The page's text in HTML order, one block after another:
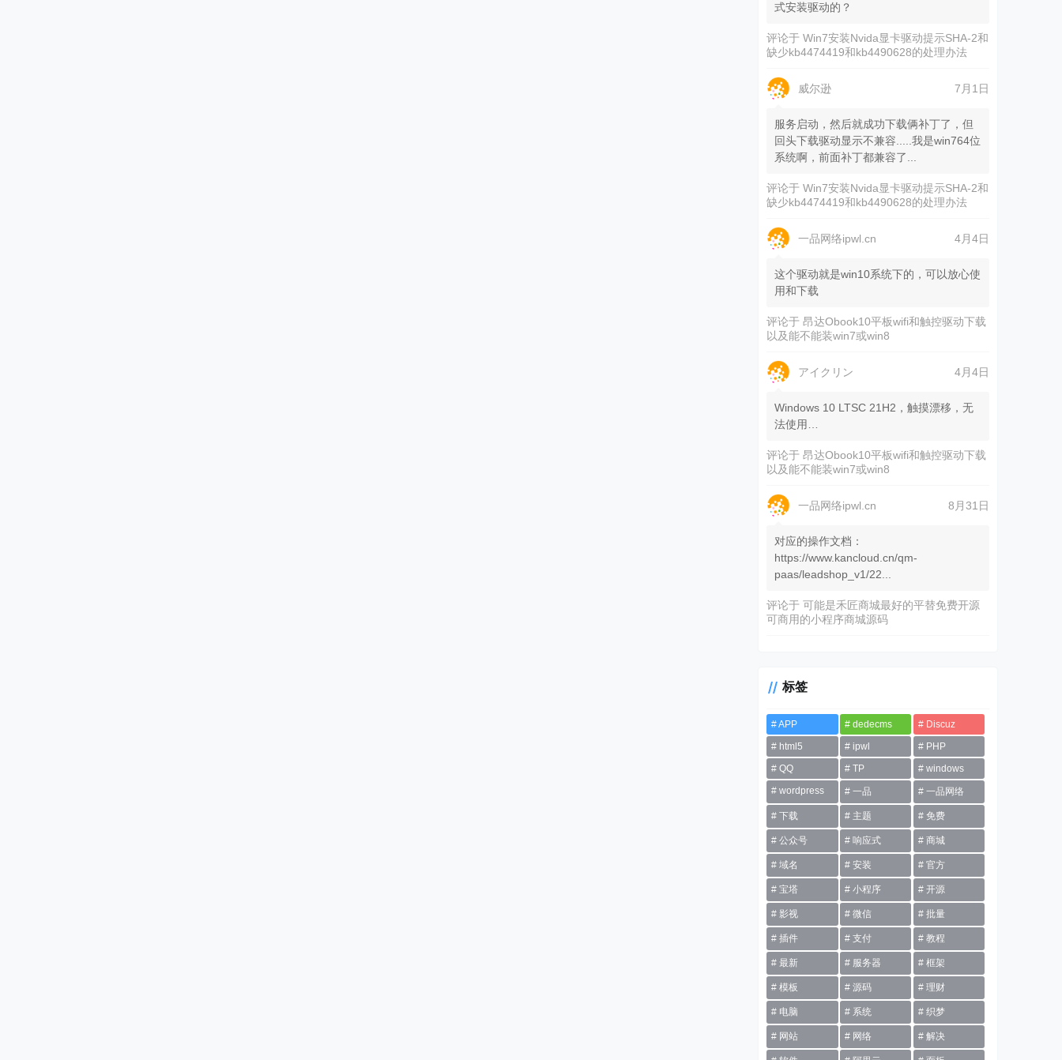
式安装驱动的？
评论于Win7安装Nvida显卡驱动提示SHA-2和
缺少kb4474419和kb4490628的处理办法
威尔逊 7月1日
服务启动，然后就成功下载俩补丁了，但
回头下载驱动显示不兼容.....我是win764位
系统啊，前面补丁都兼容了...
评论于Win7安装Nvida显卡驱动提示SHA-2和
缺少kb4474419和kb4490628的处理办法
一品网络ipwl.cn 4月4日
这个驱动就是win10系统下的，可以放心使
用和下载
评论于昂达Obook10平板wifi和触控驱动下载
以及能不能装win7或win8
アイクリン 4月4日
Windows 10 LTSC 21H2，触摸漂移，无
法使用…
评论于昂达Obook10平板wifi和触控驱动下载
以及能不能装win7或win8
一品网络ipwl.cn 8月31日
对应的操作文档：
https://www.kancloud.cn/qm-
paas/leadshop_v1/22...
评论于可能是禾匠商城最好的平替免费开源
可商用的小程序商城源码
标签
APP dedecms
Discuz
html5
ipwl
PHP
QQ
TP
windows
wordpress
一品 一品网络
下载 主题 免费
公众号 响应式 商城
域名 安装 官方
宝塔 小程序 开源
影视 微信 批量
插件 支付 教程
最新 服务器 框架
模板 源码 理财
电脑 系统 织梦
网站 网络 解决